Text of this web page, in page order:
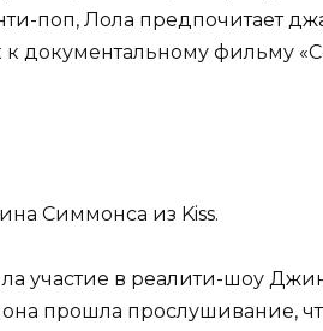
поп, Лола предпочитает
к документальному фильму
Симмонса из Kiss.
участие в реалити-шоу
она прошла прослушивание,